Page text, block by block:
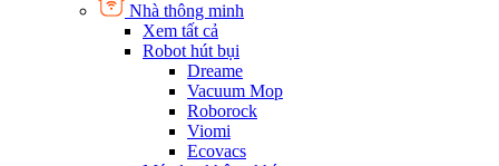
Nhà thông minh
Xem tất cả
Robot hút bụi
Dreame
Vacuum Mop
Roborock
Viomi
Ecovacs